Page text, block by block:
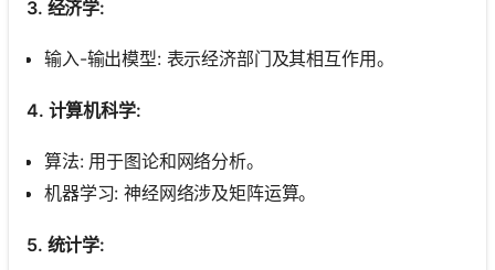
3. 经济学:
输入-输出模型: 表示经济部门及其相互作用。
4. 计算机科学:
算法: 用于图论和网络分析。
机器学习: 神经网络涉及矩阵运算。
5. 统计学: